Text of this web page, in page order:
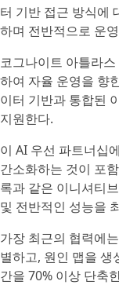
터 기반 접근 방식에
하며 전반적으로 운
코그나이트 아틀라
하여 자율 운영을 향
이터 기반과 통합된
지원한다.
이 AI 우선 파트너십
간소화하는 것이 포
록과 같은 이니셔티
및 전반적인 성능을
가장 최근의 협력에
별하고, 원인 맵을
간을 70% 이상 단축